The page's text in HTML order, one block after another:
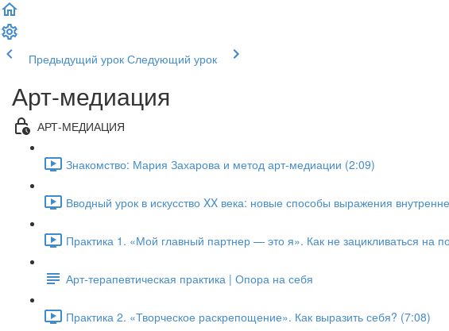
Предыдущий урок Следующий урок
Арт-медиация
АРТ-МЕДИАЦИЯ
Знакомство: Мария Захарова и метод арт-медиации (2:09)
Вводный урок в искусство XX века: новые способы выражения
Практика 1. «Мой главный партнер — это я». Как не зацикливаться
Арт-терапевтическая практика | Опора на себя
Практика 2. «Творческое раскрепощение». Как выразить себя? (7:08)